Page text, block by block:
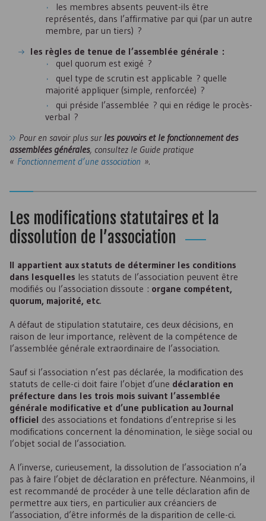
les membres absents peuvent-ils être
représentés, dans l’affirmative par qui (par un autre
membre, par un tiers) ?
les règles de tenue de l’assemblée générale :
quel quorum est exigé ?
quel type de scrutin est applicable ? quelle
majorité appliquer (simple, renforcée) ?
qui préside l’assemblée ? qui en rédige le procès-
verbal ?
Pour en savoir plus sur les pouvoirs et le fonctionnement des
assemblées générales, consultez le Guide pratique
« Fonctionnement d’une association ».
Les modifications statutaires et la
dissolution de l’association
Il appartient aux statuts de déterminer les conditions
dans lesquelles les statuts de l’association peuvent être
modifiés ou l’association dissoute : organe compétent,
quorum, majorité, etc.
A défaut de stipulation statutaire, ces deux décisions, en
raison de leur importance, relèvent de la compétence de
l’assemblée générale extraordinaire de l’association.
Sauf si l’association n’est pas déclarée, la modification des
statuts de celle-ci doit faire l’objet d’une déclaration en
préfecture dans les trois mois suivant l’assemblée
générale modificative et d’une publication au Journal
officiel des associations et fondations d’entreprise si les
modifications concernent la dénomination, le siège social ou
l’objet social de l’association.
A l’inverse, curieusement, la dissolution de l’association n’a
pas à faire l’objet de déclaration en préfecture. Néanmoins, il
est recommandé de procéder à une telle déclaration afin de
permettre aux tiers, en particulier aux créanciers de
l’association, d’être informés de la disparition de celle-ci.